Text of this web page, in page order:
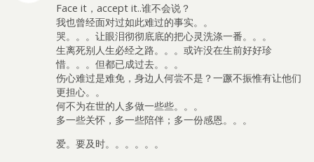
Face it，accept it..谁不会说？
我也曾经面对过如此难过的事实。。
哭。。。让眼泪彻彻底底的把心灵洗涤一番。。。
生离死别人生必经之路。。。或许没在生前好好珍
惜。。。但都已成过去。。。
伤心难过是难免，身边人何尝不是？一蹶不振惟有让他们
更担心。。
何不为在世的人多做一些些。。。
多一些关怀，多一些陪伴；多一份感恩。。。
爱。要及时。。。。。。